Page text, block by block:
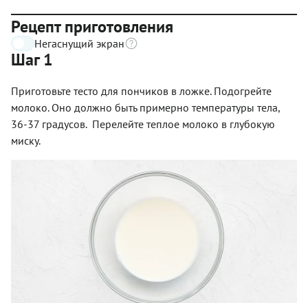
Рецепт приготовления
Негаснущий экран
Шаг 1
Приготовьте тесто для пончиков в ложке. Подогрейте
молоко. Оно должно быть примерно температуры тела,
36-37 градусов. Перелейте теплое молоко в глубокую
миску.